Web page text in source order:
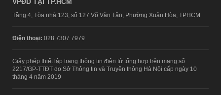
VPĐD TẠI TP.HCM
Tầng 4, Tòa nhà 123, số 127 Võ Văn Tần, Phường Xuân Hòa, TPHCM
Điện thoại: 028 7307 7979
Giấy phép thiết lập trang thông tin điện tử tổng hợp trên mạng số
2217/GP-TTĐT do Sở Thông tin và Truyền thông Hà Nội cấp ngày 10
tháng 4 năm 2019